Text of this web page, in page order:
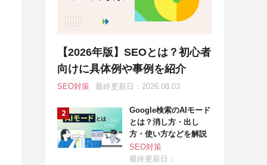
【2026年版】SEOとは？初心者
向けに具体例や事例を紹介
SEO対策 最終更新日：2026.08.03
Google検索のAIモード
とは？消し方・出し
方・使い方などを解説
SEO対策
最終更新日：